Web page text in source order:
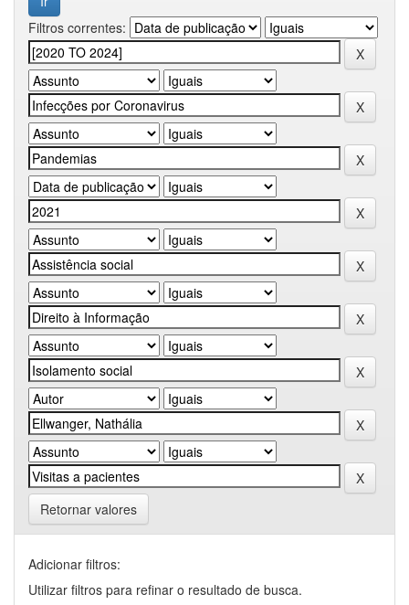
Filtros correntes:
Retornar valores
Adicionar filtros:
Utilizar filtros para refinar o resultado de busca.